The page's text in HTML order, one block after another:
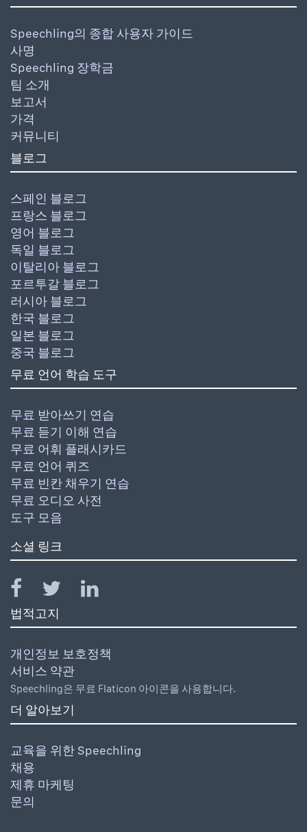
Speechling의 종합 사용자 가이드
사명
Speechling 장학금
팀 소개
보고서
가격
커뮤니티
블로그
스페인 블로그
프랑스 블로그
영어 블로그
독일 블로그
이탈리아 블로그
포르투갈 블로그
러시아 블로그
한국 블로그
일본 블로그
중국 블로그
무료 언어 학습 도구
무료 받아쓰기 연습
무료 듣기 이해 연습
무료 어휘 플래시카드
무료 언어 퀴즈
무료 빈칸 채우기 연습
무료 오디오 사전
도구 모음
소셜 링크
법적고지
개인정보 보호정책
서비스 약관
Speechling은 무료 Flaticon 아이콘을 사용합니다.
더 알아보기
교육을 위한 Speechling
채용
제휴 마케팅
문의